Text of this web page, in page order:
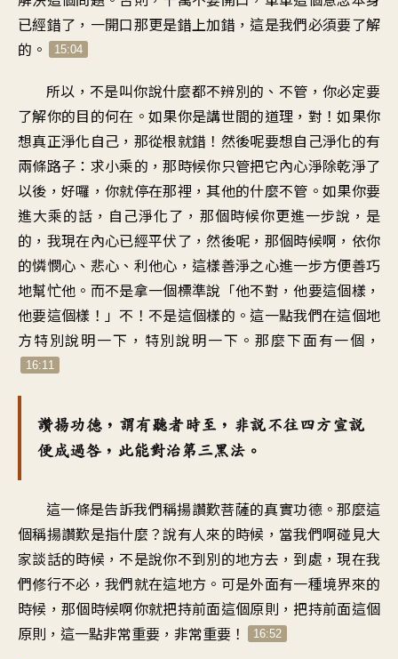
已經錯了，一開口那更是錯上加錯，這是我們必須要了解
的。
15:04
所以，不是叫你說什麼都不辨別的、不管，你必定要
了解你的目的何在。如果你是講世間的道理，對！如果你
想真正淨化自己，那從根就錯！然後呢要想自己淨化的有
兩條路子：求小乘的，那時候你只管把它內心淨除乾淨了
以後，好囉，你就停在那裡，其他的什麼不管。如果你要
進大乘的話，自己淨化了，那個時候你更進一步說，是
的，我現在內心已經平伏了，然後呢，那個時候啊，依你
的憐憫心、悲心、利他心，這樣善淨之心進一步方便善巧
地幫忙他。而不是拿一個標準說「他不對，他要這個樣，
他要這個樣！」不！不是這個樣的。這一點我們在這個地
方特別說明一下，特別說明一下。那麼下面有一個，
16:11
讚揚功德，謂有聽者時至，非說不往四方宣說
便成過咎，此能對治第三黑法。
這一條是告訴我們稱揚讚歎菩薩的真實功德。那麼這
個稱揚讚歎是指什麼？說有人來的時候，當我們啊碰見大
家談話的時候，不是說你不到別的地方去，到處，現在我
們修行不必，我們就在這地方。可是外面有一種境界來的
時候，那個時候啊你就把持前面這個原則，把持前面這個
原則，這一點非常重要，非常重要！
16:52